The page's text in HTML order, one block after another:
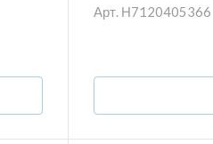
Арт. Н7120405366